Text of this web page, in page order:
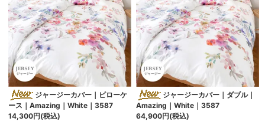
ジャージーカバー｜ピローケ
ース｜Amazing｜White｜3587
14,300円(税込)
ジャージーカバー｜ダブル｜
Amazing｜White｜3587
64,900円(税込)